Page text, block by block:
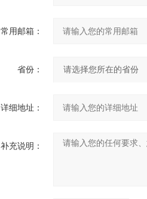
常用邮箱：
省份：
详细地址：
补充说明：